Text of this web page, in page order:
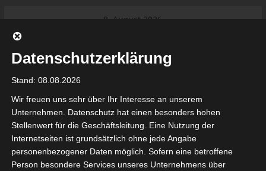
8. August 2026
beginnt am 22. und 23. August
2026 (Update)
Meisterschaft an
Ligue 1 Pro: Spielplan der ersten 15
Spieltage der Saison 2026/2027
Ligue 2 Pro Tunesien 2026/2027 –
Saison beginnt am am 19./20.
September 2026
tunesienfussball.de
Datenschutzerklärung
Stand: 08.08.2026
Wir freuen uns sehr über Ihr Interesse an unserem
Unternehmen. Datenschutz hat einen besonders hohen
Stellenwert für die Geschäftsleitung. Eine Nutzung der
Internetseiten ist grundsätzlich ohne jede Angabe
personenbezogener Daten möglich. Sofern eine betroffene
Person besondere Services unseres Unternehmens über